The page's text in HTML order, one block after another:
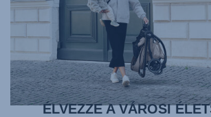
ÉLVEZZE A VÁROSI